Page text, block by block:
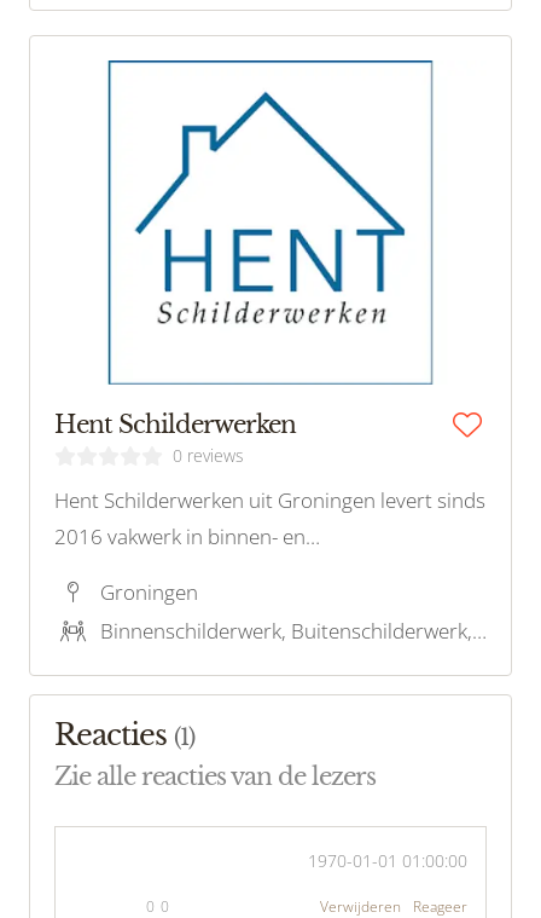
schilderwerk voor iedereen!
Hent Schilderwerken
0 reviews
Hent Schilderwerken uit Groningen levert sinds
2016 vakwerk in binnen- en
focus op kwaliteit en klantgerichtheid.
Groningen
Binnenschilderwerk, Buitenschilderwerk, Houtrotreparatie
Reacties (1)
Zie alle reacties van de lezers
1970-01-01 01:00:00
0 0 Verwijderen Reageer